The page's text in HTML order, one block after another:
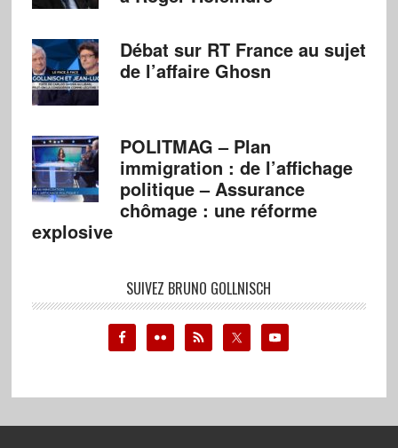
Débat sur RT France au sujet
de l’affaire Ghosn
POLITMAG – Plan
immigration : de l’affichage
politique – Assurance
chômage : une réforme
explosive
SUIVEZ BRUNO GOLLNISCH